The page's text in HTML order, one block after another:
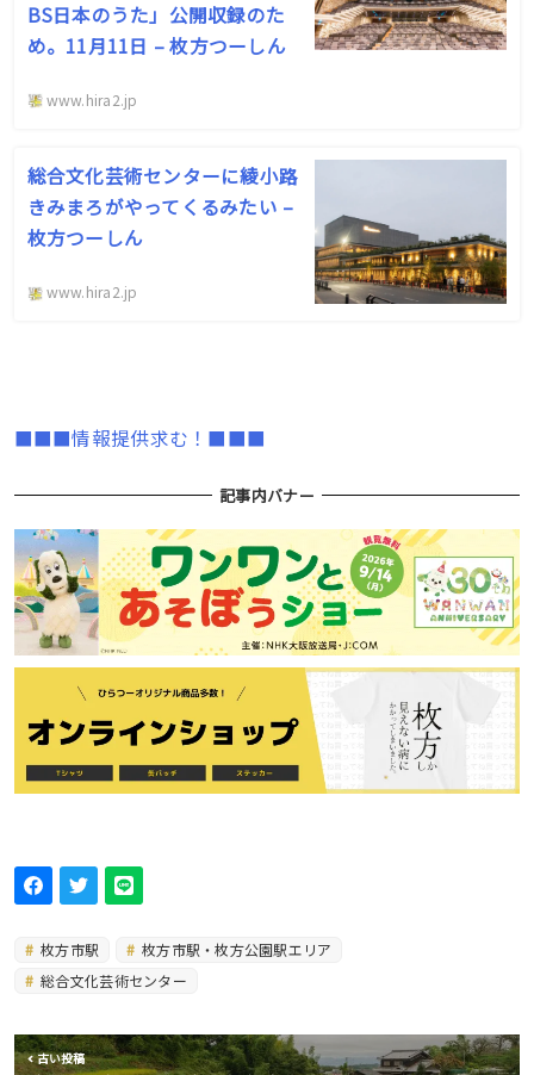
BS日本のうた」公開収録のた
め。11月11日 – 枚方つーしん
www.hira2.jp
総合文化芸術センターに綾小路
きみまろがやってくるみたい –
枚方つーしん
www.hira2.jp
■■■情報提供求む！■■■
記事内バナー
枚方市駅
枚方市駅・枚方公園駅エリア
総合文化芸術センター
古い投稿